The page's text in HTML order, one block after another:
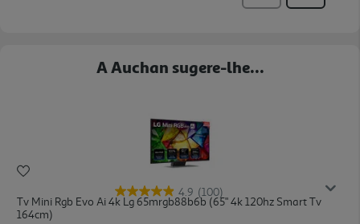
A Auchan sugere-lhe...
4.9 (100)
Tv Mini Rgb Evo Ai 4k Lg 65mrgb88b6b (65" 4k 120hz Smart Tv
164cm)